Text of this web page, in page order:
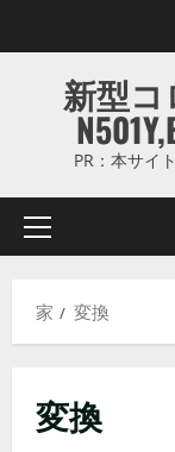
ス
ッ
ま
新型
PR：本サイ
プ
マ
ニ
ュ
家 変換
変換